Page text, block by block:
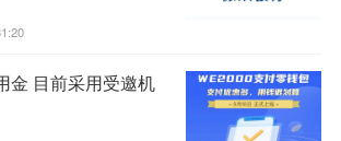
金 目前采用受邀机